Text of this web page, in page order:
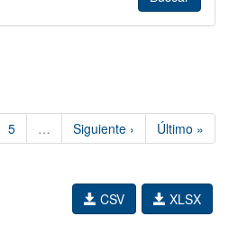
5 … Siguiente › Último »
XLSX
CSV